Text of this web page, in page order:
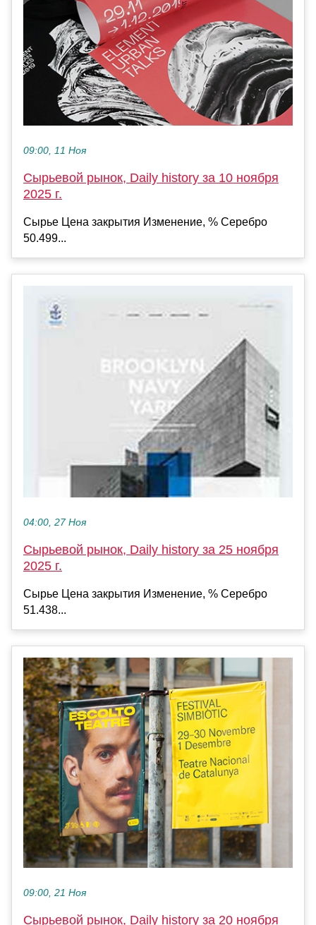
09:00, 11 Ноя
Сырьевой рынок, Daily history за 10 ноября
2025 г.
Сырье Цена закрытия Изменение, % Серебро
50.499...
04:00, 27 Ноя
Сырьевой рынок, Daily history за 25 ноября
2025 г.
Сырье Цена закрытия Изменение, % Серебро
51.438...
09:00, 21 Ноя
Сырьевой рынок, Daily history за 20 ноября